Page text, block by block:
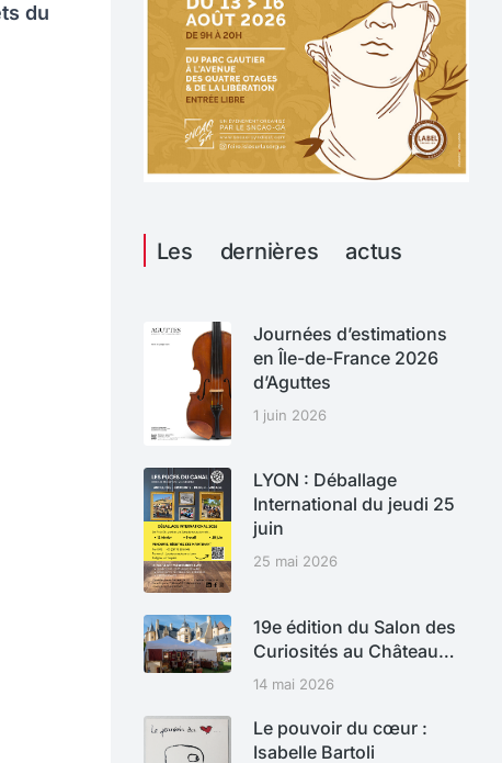
du
Les dernières actus
Journées d’estimations
en Île-de-France 2026
d’Aguttes
1 juin 2026
LYON : Déballage
International du jeudi 25
juin
25 mai 2026
19e édition du Salon des
Curiosités au Château…
14 mai 2026
Le pouvoir du cœur :
Isabelle Bartoli